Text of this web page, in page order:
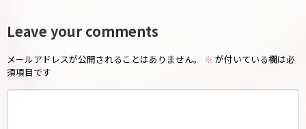
Leave your comments
メールアドレスが公開されることはありません。 ※ が付いている欄は必
須項目です